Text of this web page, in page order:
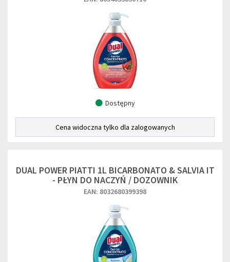
Dostępny
Cena widoczna tylko dla zalogowanych
DUAL POWER PIATTI 1L BICARBONATO & SALVIA IT
- PŁYN DO NACZYŃ / DOZOWNIK
EAN: 8032680399398